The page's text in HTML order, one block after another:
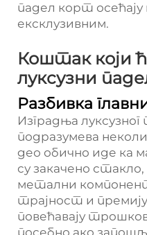
падел корт осећају
ексклузивним.
Коштак који
луксузни
Разбивка
Изградња
подразумева
део обично иде ка
су закачено
метални
трајност и
повећавају
посебно ако